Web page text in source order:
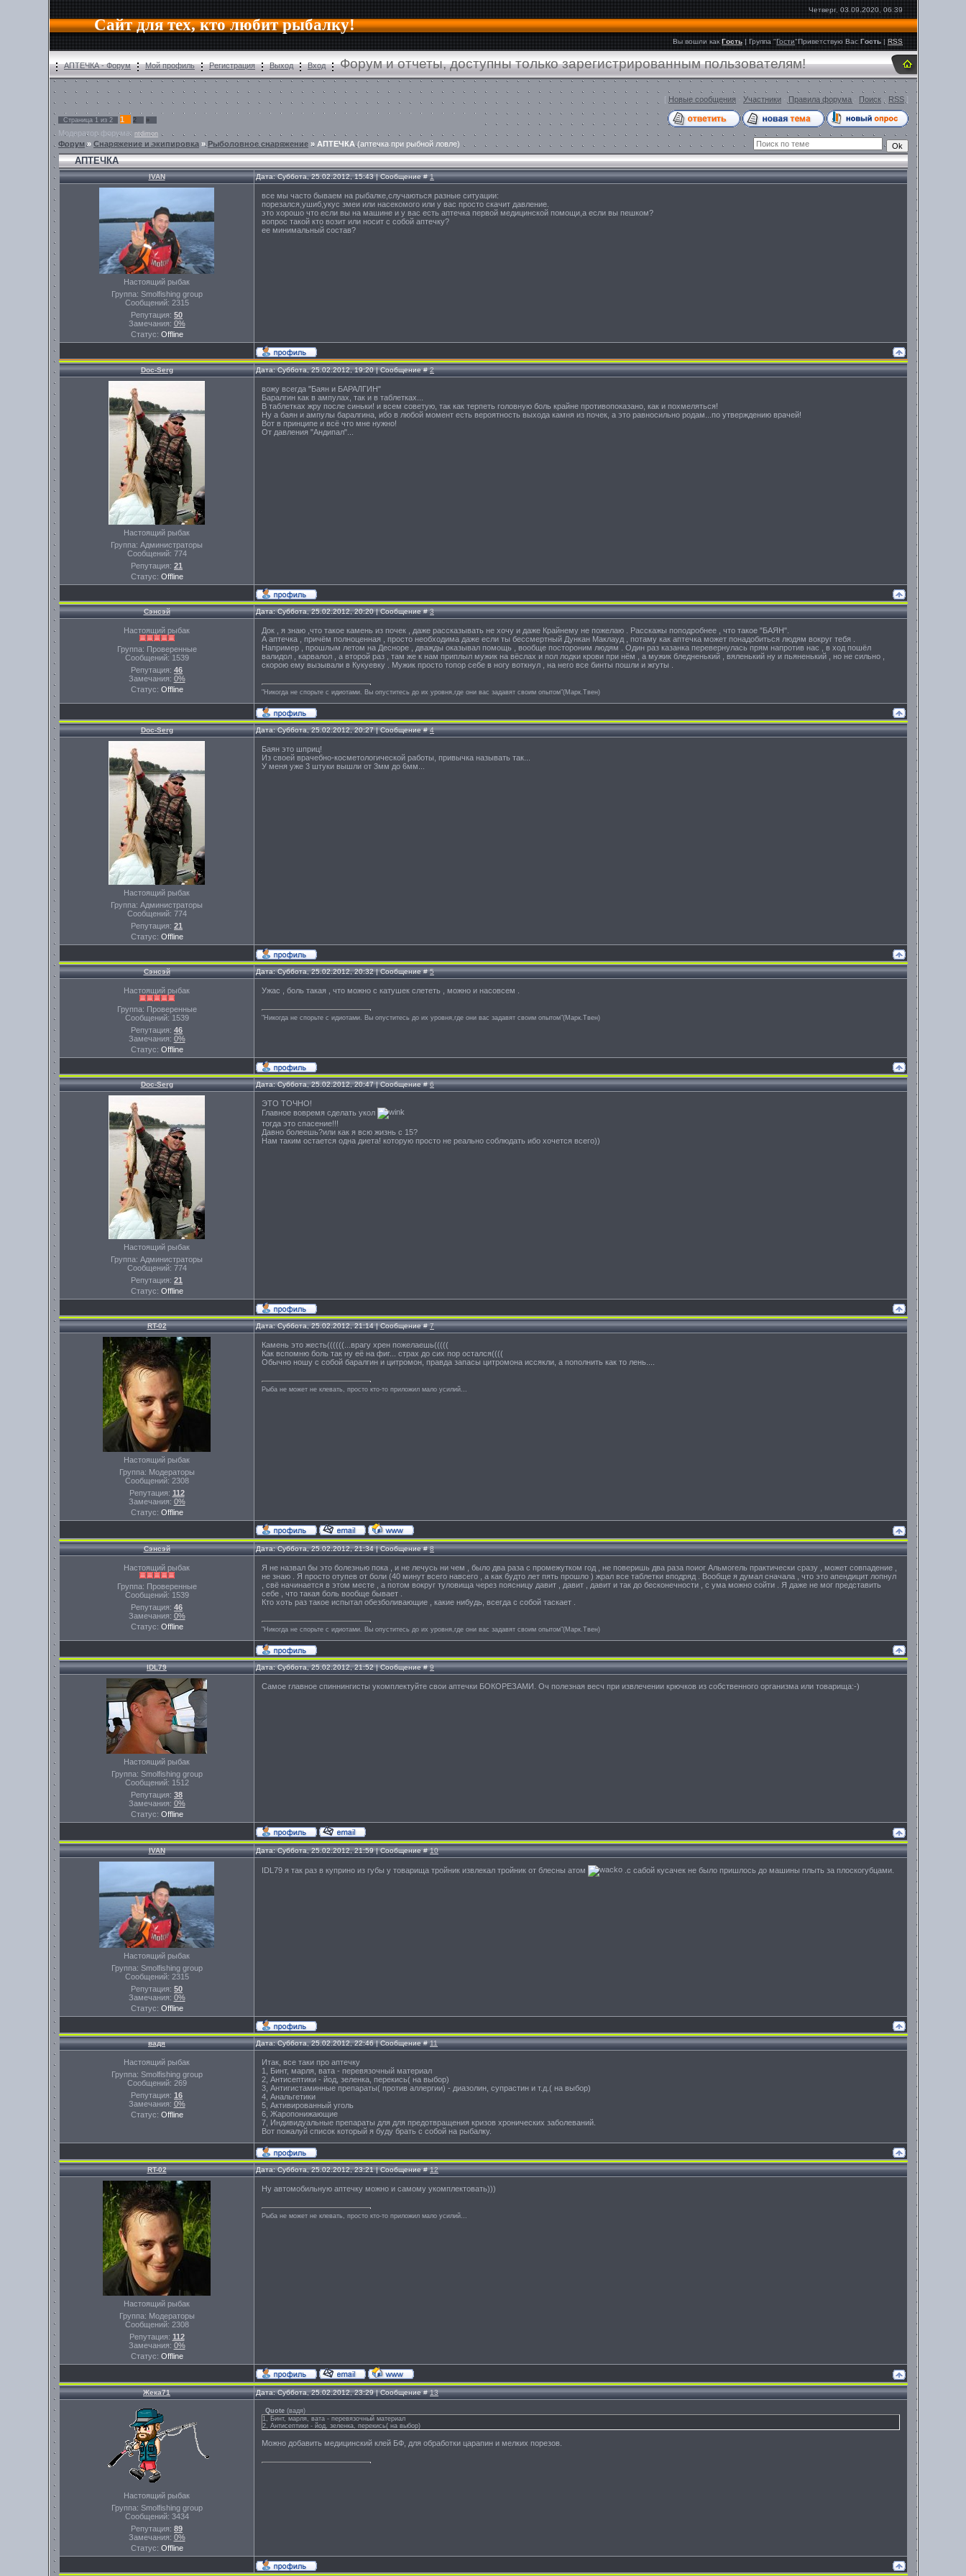
Сайт для тех, кто любит рыбалку!
Четверг, 03.09.2020, 06:39
Вы вошли как Гость|Группа"Гости"Приветствую Вас Гость |RSS
АПТЕЧКА - Форум Мой профиль Регистрация Выход Вход Форум и отчеты, доступны только зарегистрированным пользователям!
[ Новые сообщения Участники Правила форума Поиск RSS ]
Страница 1 из 2 1 2 »
Модератор форума: ntdimon
Форум» Снаряжение и экипировка » Рыболовное снаряжение » АПТЕЧКА (аптечка при рыбной ловле)
АПТЕЧКА
IVAN Дата: Суббота, 25.02.2012, 15:43 | Сообщение #1
Настоящий рыбак
Группа: Smolfishing group
Сообщений: 2315
Репутация: 50
Замечания: 0%
Статус: Offline
все мы часто бываем на рыбалке,случаються разные ситуации:
порезался,ушиб,укус змеи или насекомого или у вас просто скачит давление.
это хорошо что если вы на машине и у вас есть аптечка первой медицинской помощи,а если вы пешком?
вопрос такой кто возит или носит с собой аптечку?
ее минимальный состав?
Doc-Serg Дата: Суббота, 25.02.2012, 19:20 | Сообщение #2
Настоящий рыбак
Группа: Администраторы
Сообщений: 774
Репутация: 21
Статус: Offline
вожу всегда "Баян и БАРАЛГИН"
Баралгин как в ампулах, так и в таблетках...
В таблетках жру после синьки! и всем советую, так как терпеть головную боль крайне противопоказано, как и похмеляться!
Ну а баян и ампулы баралгина, ибо в любой момент есть вероятность выхода камня из почек, а это равносильно родам...по утверждению врачей!
Вот в принципе и всё что мне нужно!
От давления "Андипал"...
Сэнсэй Дата: Суббота, 25.02.2012, 20:20 | Сообщение #3
Настоящий рыбак
Группа: Проверенные
Сообщений: 1539
Репутация: 46
Замечания: 0%
Статус: Offline
Док , я знаю ,что такое камень из почек , даже рассказывать не хочу и даже Крайнему не пожелаю . Расскажы поподробнее , что такое "БАЯН".
А аптечка , причём полноценная , просто необходима даже если ты бессмертный Дункан Маклауд , потаму как аптечка может понадобиться людям вокруг тебя .
Например , прошлым летом на Десноре , дважды оказывал помощь , вообще постороним людям . Один раз казанка перевернулась прям напротив нас , в ход пошёл
валидол , карвалол , а второй раз , там же к нам приплыл мужик на вёслах и пол лодки крови при нём , а мужик бледненький , вяленький ну и пьяненький , но не сильно ,
скорою ему вызывали в Кукуевку . Мужик просто топор себе в ногу воткнул , на него все бинты пошли и жгуты .
"Никогда не спорьте с идиотами. Вы опуститесь до их уровня,где они вас задавят своим опытом"(Марк.Твен)
Doc-Serg Дата: Суббота, 25.02.2012, 20:27 | Сообщение #4
Настоящий рыбак
Группа: Администраторы
Сообщений: 774
Репутация: 21
Статус: Offline
Баян это шприц!
Из своей врачебно-косметологической работы, привычка называть так...
У меня уже 3 штуки вышли от 3мм до 6мм...
Сэнсэй Дата: Суббота, 25.02.2012, 20:32 | Сообщение #5
Настоящий рыбак
Группа: Проверенные
Сообщений: 1539
Репутация: 46
Замечания: 0%
Статус: Offline
Ужас , боль такая , что можно с катушек слететь , можно и насовсем .
"Никогда не спорьте с идиотами. Вы опуститесь до их уровня,где они вас задавят своим опытом"(Марк.Твен)
Doc-Serg Дата: Суббота, 25.02.2012, 20:47 | Сообщение #6
Настоящий рыбак
Группа: Администраторы
Сообщений: 774
Репутация: 21
Статус: Offline
ЭТО ТОЧНО!
Главное вовремя сделать укол
тогда это спасение!!!
Давно болеешь?или как я всю жизнь с 15?
Нам таким остается одна диета! которую просто не реально соблюдать ибо хочется всего))
RT-02 Дата: Суббота, 25.02.2012, 21:14 | Сообщение #7
Настоящий рыбак
Группа: Модераторы
Сообщений: 2308
Репутация: 112
Замечания: 0%
Статус: Offline
Камень это жесть((((((...врагу хрен пожелаешь(((((
Как вспомню боль так ну её на фиг... страх до сих пор остался((((
Обычно ношу с собой баралгин и цитромон, правда запасы цитромона иссякли, а пополнить как то лень....
Рыба не может не клевать, просто кто-то приложил мало усилий...
Сэнсэй Дата: Суббота, 25.02.2012, 21:34 | Сообщение #8
Настоящий рыбак
Группа: Проверенные
Сообщений: 1539
Репутация: 46
Замечания: 0%
Статус: Offline
Я не назвал бы это болезнью пока , и не лечусь ни чем , было два раза с промежутком год , не поверишь два раза поиог Альмогель практически сразу , может совпадение ,
не знаю . Я просто отупев от боли (40 минут всего навсего , а как будто лет пять прошло ) жрал все таблетки вподряд . Вообще я думал сначала , что это апендицит лопнул
, свё начинается в этом месте , а потом вокруг туловища через поясницу давит , давит , давит и так до бесконечности , с ума можно сойти . Я даже не мог представить
себе , что такая боль вообще бывает .
Кто хоть раз такое испытал обезболивающие , какие нибудь, всегда с собой таскает .
"Никогда не спорьте с идиотами. Вы опуститесь до их уровня,где они вас задавят своим опытом"(Марк.Твен)
IDL79 Дата: Суббота, 25.02.2012, 21:52 | Сообщение #9
Настоящий рыбак
Группа: Smolfishing group
Сообщений: 1512
Репутация: 38
Замечания: 0%
Статус: Offline
Самое главное спиннингисты укомплектуйте свои аптечки БОКОРЕЗАМИ. Оч полезная весч при извлечении крючков из собственного организма или товарища:-)
IVAN Дата: Суббота, 25.02.2012, 21:59 | Сообщение #10
Настоящий рыбак
Группа: Smolfishing group
Сообщений: 2315
Репутация: 50
Замечания: 0%
Статус: Offline
IDL79 я так раз в куприно из губы у товарища тройник извлекал тройник от блесны атом .с сабой кусачек не было пришлось до машины плыть за плоскогубцами.
вадя Дата: Суббота, 25.02.2012, 22:46 | Сообщение #11
Настоящий рыбак
Группа: Smolfishing group
Сообщений: 269
Репутация: 16
Замечания: 0%
Статус: Offline
Итак, все таки про аптечку
1, Бинт, марля, вата - перевязочный материал
2, Антисептики - йод, зеленка, перекись( на выбор)
3, Антигистаминные препараты( против аллергии) - диазолин, супрастин и т.д.( на выбор)
4, Анальгетики
5, Активированный уголь
6, Жаропонижающие
7, Индивидуальные препараты для для предотвращения кризов хронических заболеваний.
Вот пожалуй список который я буду брать с собой на рыбалку.
RT-02 Дата: Суббота, 25.02.2012, 23:21 | Сообщение #12
Настоящий рыбак
Группа: Модераторы
Сообщений: 2308
Репутация: 112
Замечания: 0%
Статус: Offline
Ну автомобильную аптечку можно и самому укомплектовать)))
Рыба не может не клевать, просто кто-то приложил мало усилий...
Жека71 Дата: Суббота, 25.02.2012, 23:29 | Сообщение #13
Настоящий рыбак
Группа: Smolfishing group
Сообщений: 3434
Репутация: 89
Замечания: 0%
Статус: Offline
Quote (вадя)
1, Бинт, марля, вата - перевязочный материал
2, Антисептики - йод, зеленка, перекись( на выбор)
Можно добавить медицинский клей БФ, для обработки царапин и мелких порезов.